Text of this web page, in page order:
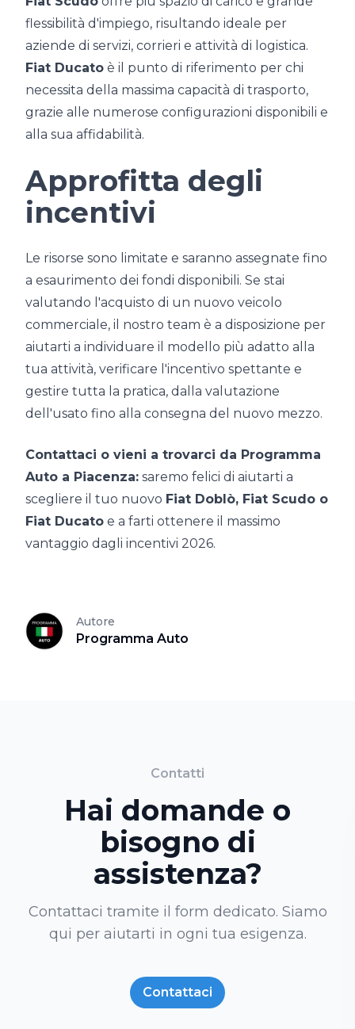
flessibilità d'impiego, risultando ideale per
aziende di servizi, corrieri e attività di logistica.
Fiat Ducato è il punto di riferimento per chi
necessita della massima capacità di trasporto,
grazie alle numerose configurazioni disponibili e
alla sua affidabilità.
Approfitta degli
incentivi
Le risorse sono limitate e saranno assegnate fino
a esaurimento dei fondi disponibili. Se stai
valutando l'acquisto di un nuovo veicolo
commerciale, il nostro team è a disposizione per
aiutarti a individuare il modello più adatto alla
tua attività, verificare l'incentivo spettante e
gestire tutta la pratica, dalla valutazione
dell'usato fino alla consegna del nuovo mezzo.
Contattaci o vieni a trovarci da Programma
Auto a Piacenza: saremo felici di aiutarti a
scegliere il tuo nuovo Fiat Doblò, Fiat Scudo o
Fiat Ducato e a farti ottenere il massimo
vantaggio dagli incentivi 2026.
Autore
Programma Auto
Contatti
Hai domande o
bisogno di
assistenza?
Contattaci tramite il form dedicato. Siamo
qui per aiutarti in ogni tua esigenza.
Contattaci